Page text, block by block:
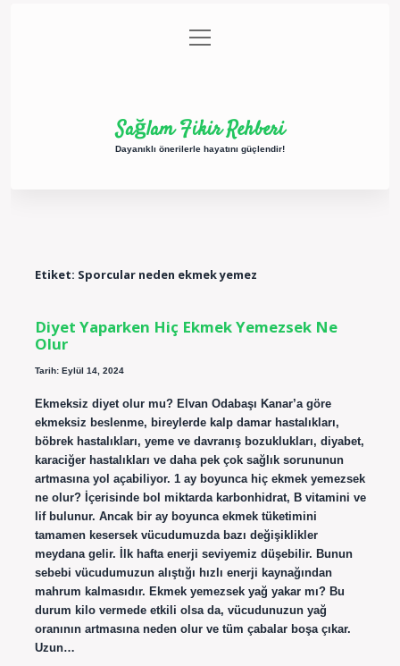
Gizlilik Politikası
menüyü
aç
Sağlam Fikir Rehberi
Dayanıklı önerilerle hayatını güçlendir!
Etiket: Sporcular neden ekmek yemez
Diyet Yaparken Hiç Ekmek Yemezsek Ne
Olur
Tarih: Eylül 14, 2024
Ekmeksiz diyet olur mu? Elvan Odabaşı Kanar’a göre
ekmeksiz beslenme, bireylerde kalp damar hastalıkları,
böbrek hastalıkları, yeme ve davranış bozuklukları, diyabet,
karaciğer hastalıkları ve daha pek çok sağlık sorununun
artmasına yol açabiliyor. 1 ay boyunca hiç ekmek yemezsek
ne olur? İçerisinde bol miktarda karbonhidrat, B vitamini ve
lif bulunur. Ancak bir ay boyunca ekmek tüketimini
tamamen kesersek vücudumuzda bazı değişiklikler
meydana gelir. İlk hafta enerji seviyemiz düşebilir. Bunun
sebebi vücudumuzun alıştığı hızlı enerji kaynağından
mahrum kalmasıdır. Ekmek yemezsek yağ yakar mı? Bu
durum kilo vermede etkili olsa da, vücudunuzun yağ
oranının artmasına neden olur ve tüm çabalar boşa çıkar.
Uzun…